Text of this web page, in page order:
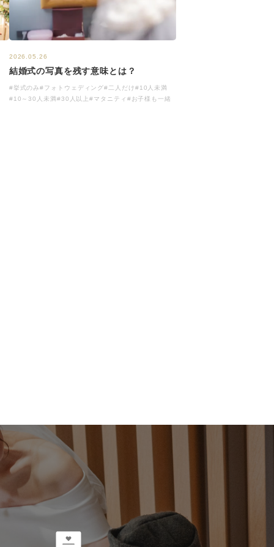
2026.05.26
結婚式の写真を残す意味とは？
#挙式のみ#フォトウェディング#二人だけ#10人未満
#10～30人未満 #30人以上#マタニティ #お子様も一緒